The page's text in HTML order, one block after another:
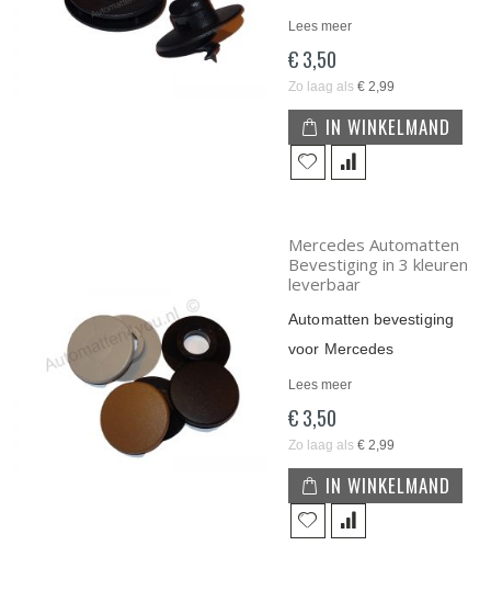
Lees meer
€ 3,50
Zo laag als € 2,99
IN WINKELMAND
Mercedes Automatten
Bevestiging in 3 kleuren
leverbaar
Automatten bevestiging
voor Mercedes
Lees meer
€ 3,50
Zo laag als € 2,99
IN WINKELMAND